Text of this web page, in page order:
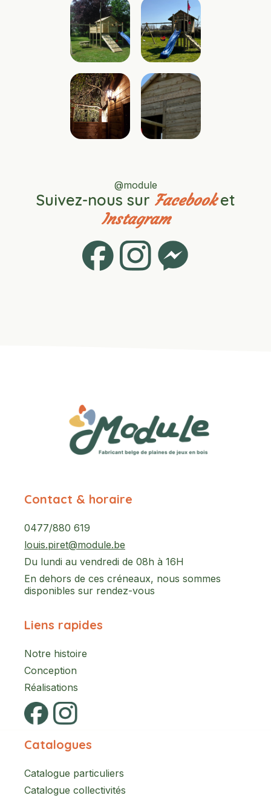
@module
Suivez-nous sur Facebooket
Instagram
Contact & horaire
0477/880 619
louis.piret@module.be
Du lundi au vendredi de 08h à 16H
En dehors de ces créneaux, nous sommes
disponibles sur rendez-vous
Liens rapides
Notre histoire
Conception
Réalisations
Catalogues
Catalogue particuliers
Catalogue collectivités